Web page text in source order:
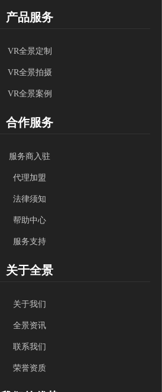
产品服务
VR全景定制
VR全景拍摄
VR全景案例
合作服务
服务商入驻
代理加盟
法律须知
帮助中心
服务支持
关于全景
关于我们
全景资讯
联系我们
荣誉资质